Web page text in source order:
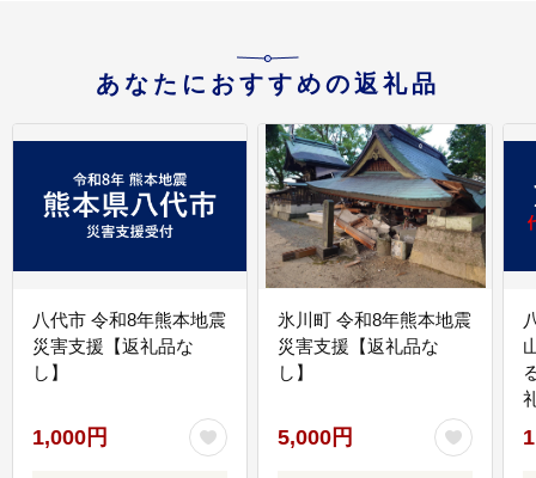
あなたにおすすめの返礼品
八代市 令和8年熊本地震
災害支援【返礼品な
し】
1,000円
氷川町 令和8年熊本地震
災害支援【返礼品な
し】
5,000円